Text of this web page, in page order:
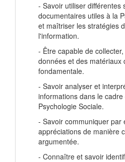
- Savoir utiliser différentes
documentaires utiles à la
et maîtriser les stratégies
l'information.
- Être capable de
données et des matériaux
fondamentale.
- Savoir analyser et
informations dans le
Psychologie Sociale.
- Savoir communiquer par
appréciations de manière
argumentée.
- Connaître et savoir